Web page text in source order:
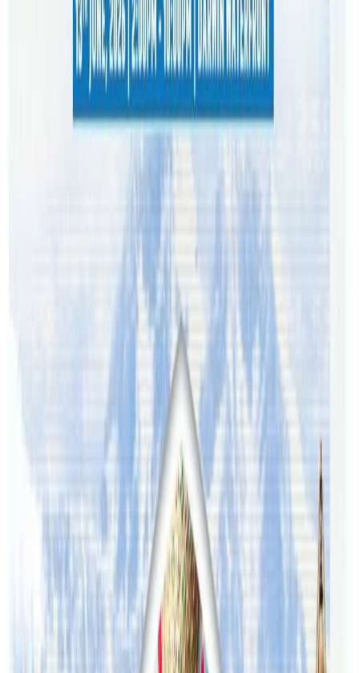
स्ववियु स्थापना भएको थियो ।
खासगरी अनेरास्ववियुबाट विद्यार्थी राजनीति गर्नुभएका भद्रा कानुनमा
बिबिएल गरेर अधिवक्ता समेत बन्नु भएको छ । भद्रा लेभर पार्टीको
पञ्चवल शाखाको सहसचिव पदमा समेत कार्यरत हुनुहुन्छ । सन् २०१३
मा पार्टी प्रवेश गरेदेखि नै भद्रामा दलभित्र बलियो उपस्थिती जनाउदै
सिड्नीमा काउन्सिलर पदमा भद्रा वाइबा विजयी, रचियो इतिहास «
सिड्नीमा यस कारण भद्रा वाइबा काउन्सिलर बन्ने संभावना बलियो «
यस वेवसाइटमा प्रकाशित समाचार, विचार र लेखबारे तपाईंको कुनै
प्रतिक्रिया, गुनासो, सुझाव र सल्लाह छन् भने कृपया हामीलाई निम्न ईमेलमा
पठाउनुहोला । तपाईंको सहयोगले हामीलाई निष्पक्ष र तटस्थ पत्रकारिता गर्न
टेवा पुग्नेछ । सम्पर्क इमेल :
info@nepaltube.com.au
प्रतिक्रिया दिनुहोस
टिप्पणीहरू लोड हुँदैछ…
ट्यागहरू
#sydney